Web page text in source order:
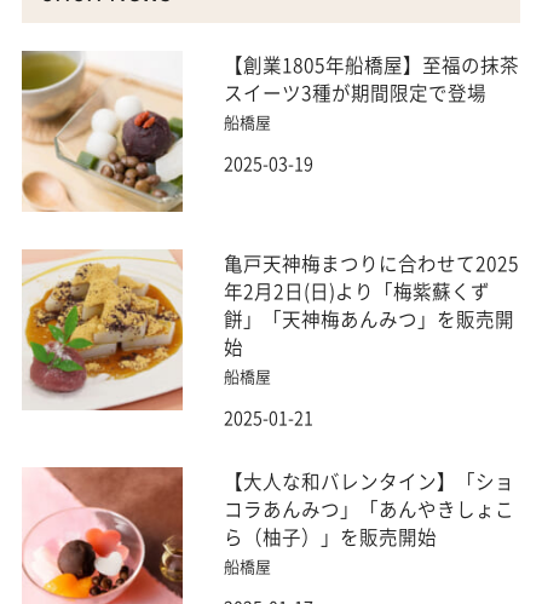
【創業1805年船橋屋】至福の抹茶
スイーツ3種が期間限定で登場
船橋屋
2025-03-19
亀戸天神梅まつりに合わせて2025
年2月2日(日)より「梅紫蘇くず
餅」「天神梅あんみつ」を販売開
始
船橋屋
2025-01-21
【大人な和バレンタイン】「ショ
コラあんみつ」「あんやきしょこ
ら（柚子）」を販売開始
船橋屋